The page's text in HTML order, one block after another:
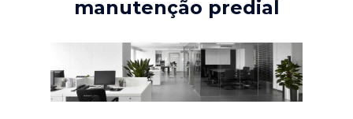
manutenção predial